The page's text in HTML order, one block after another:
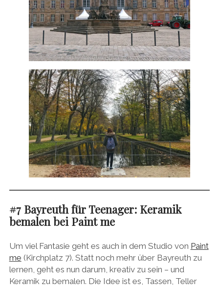
#7 Bayreuth für Teenager: Keramik
bemalen bei Paint me
Um viel Fantasie geht es auch in dem Studio von Paint
me (Kirchplatz 7). Statt noch mehr über Bayreuth zu
lernen, geht es nun darum, kreativ zu sein – und
Keramik zu bemalen. Die Idee ist es, Tassen, Teller